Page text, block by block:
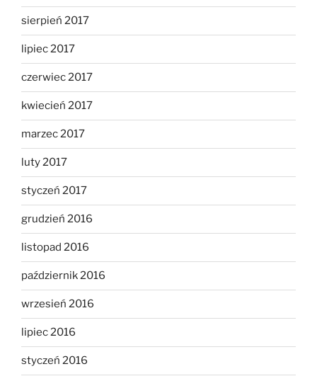
sierpień 2017
lipiec 2017
czerwiec 2017
kwiecień 2017
marzec 2017
luty 2017
styczeń 2017
grudzień 2016
listopad 2016
październik 2016
wrzesień 2016
lipiec 2016
styczeń 2016